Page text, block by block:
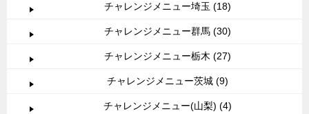
チャレンジメニュー埼玉 (18)
チャレンジメニュー群馬 (30)
チャレンジメニュー栃木 (27)
チャレンジメニュー茨城 (9)
チャレンジメニュー(山梨) (4)